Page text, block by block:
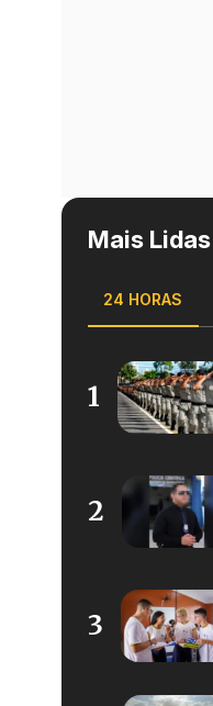
Mais Lidas
24 HORAS
1
2
3